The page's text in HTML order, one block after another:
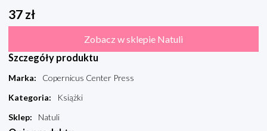
37 zł
Zobacz w sklepie Natuli
Szczegóły produktu
Marka:
Copernicus Center Press
Kategoria:
Książki
Sklep: Natuli